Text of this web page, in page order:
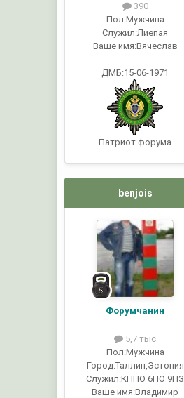
390
Пол:Мужчина
Служил:Лиепая
Ваше имя:Вячеслав
ДМБ:15-06-1971
Патриот форума
benjois
Форумчанин
5,7 тыс
Пол:Мужчина
Город:Таллин,Эстония
Служил:КППО 6ПО 9ПЗ
Ваше имя:Владимир